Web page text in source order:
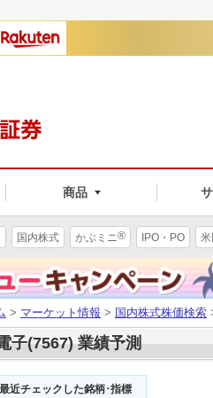
商品
国内株式 かぶミニ® IPO・PO
> マーケット情報 > 国内株式株価検索
子(7567) 業績予測
最近チェックした銘柄･指標